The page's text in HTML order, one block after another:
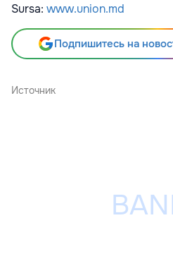
Sursa: www.union.md
Подпишитесь на
Источник